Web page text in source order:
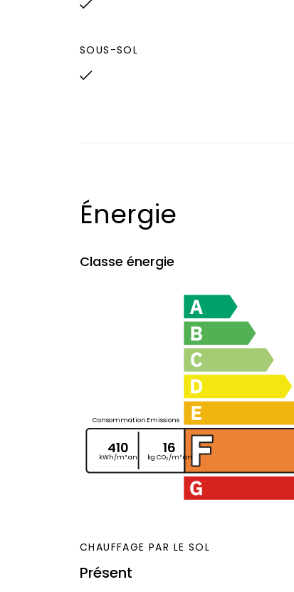
SOUS-SOL
Énergie
Classe énergie
Consommation
410
kWh/m².an
Emissions
16
kg CO₂/m².an
CHAUFFAGE PAR LE SOL
Présent